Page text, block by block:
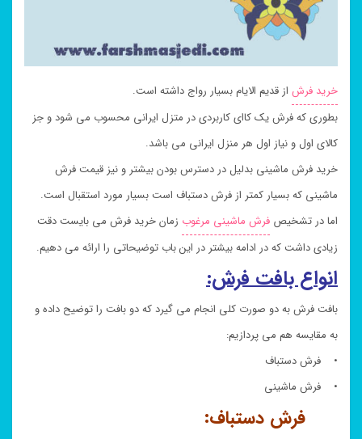
خرید فرش از قدیم الایام بسیار رواج داشته است.
بطوری که فرش یک کاای کاربردی در متزل ایرانی محسوب می شود و جز
کالای اول و نیاز اول هر منزل ایرانی می باشد.
خرید فرش ماشینی بدلیل در دسترس بودن بیشتر و نیز قیمت فرش
ماشینی که بسیار کمتر از فرش دستباف است بسیار مورد استقبال است.
اما در تشخیص فرش ماشینی مرغوب زمان خرید فرش می بایست دقت
زیادی داشت که در ادامه بیشتر در این باب توضیحاتی را ارائه می دهیم.
انواع بافت فرش:
بافت فرش به دو صورت کلی انجام می گیرد که دو بافت را توضیح داده و
به مقایسه هم می پردازیم:
• فرش دستباف
• فرش ماشینی
فرش دستباف: